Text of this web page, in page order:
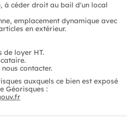
à céder droit au bail d'un local
emplacement dynamique avec
en extérieur.
de loyer HT.
contacter.
auxquels ce bien est exposé
Géorisques :